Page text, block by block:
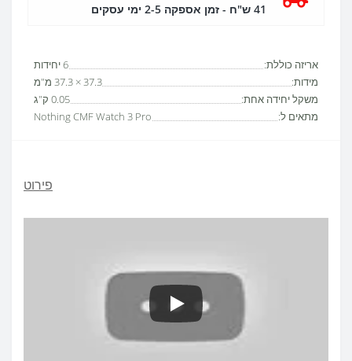
אריזה כוללת:
6 יחידות
מידות:
37.3 × 37.3 מ"מ
משקל יחידה אחת:
0.05 ק"ג
מתאים ל:
Nothing CMF Watch 3 Pro
41 ש"ח - זמן אספקה 2-5 ימי עסקים
פירוט